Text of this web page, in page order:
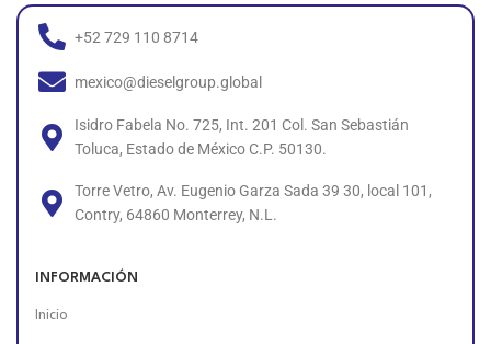
+52 729 110 8714
mexico@dieselgroup.global
Isidro Fabela No. 725, Int. 201 Col. San Sebastián
Toluca, Estado de México C.P. 50130.
Torre Vetro, Av. Eugenio Garza Sada 39 30, local 101,
Contry, 64860 Monterrey, N.L.
INFORMACIÓN
Inicio